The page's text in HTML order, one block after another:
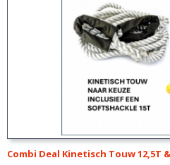
Combi Deal Kinetisch Touw 12,5T